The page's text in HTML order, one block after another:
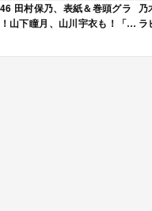
田村保乃、表紙＆巻頭グラ
山下瞳月、山川宇衣も！「週
」本日4/28発売！
乃
ラ
売